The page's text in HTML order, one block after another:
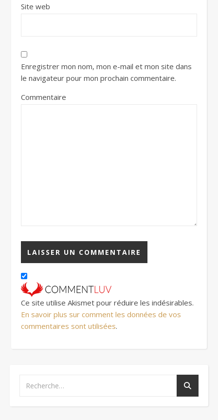
Site web
Enregistrer mon nom, mon e-mail et mon site dans
le navigateur pour mon prochain commentaire.
Commentaire
Ce site utilise Akismet pour réduire les indésirables.
En savoir plus sur comment les données de vos
commentaires sont utilisées.